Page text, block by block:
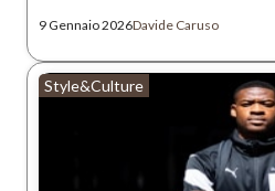
9 Gennaio 2026Davide Caruso
Style&Culture